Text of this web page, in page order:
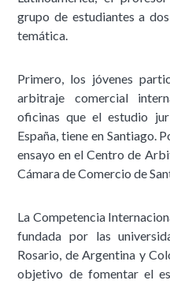
grupo de estudiantes a
temática.
Primero, los jóvenes
arbitraje comercial
oficinas que el estudio
España, tiene en Santiago.
ensayo en el Centro de
Cámara de Comercio de
La Competencia
fundada por las
Rosario, de Argentina y
objetivo de fomentar el